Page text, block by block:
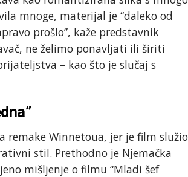
mnoge, materijal je “daleko od
prošlo”, kaže predstavnik
ne želimo ponavljati ili širiti
– kao što je slučaj s
remake Winnetoua, jer je film služio
stil. Prethodno je Njemačka
mišljenje o filmu “Mladi šef